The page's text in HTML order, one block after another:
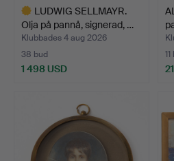
LUDWIG SELLMAYR.
Olja på pannå, signerad, …
Klubbades 4 aug 2026
38 bud
1 498 USD